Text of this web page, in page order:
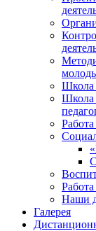
Школа
Школа
Наши
Галерея